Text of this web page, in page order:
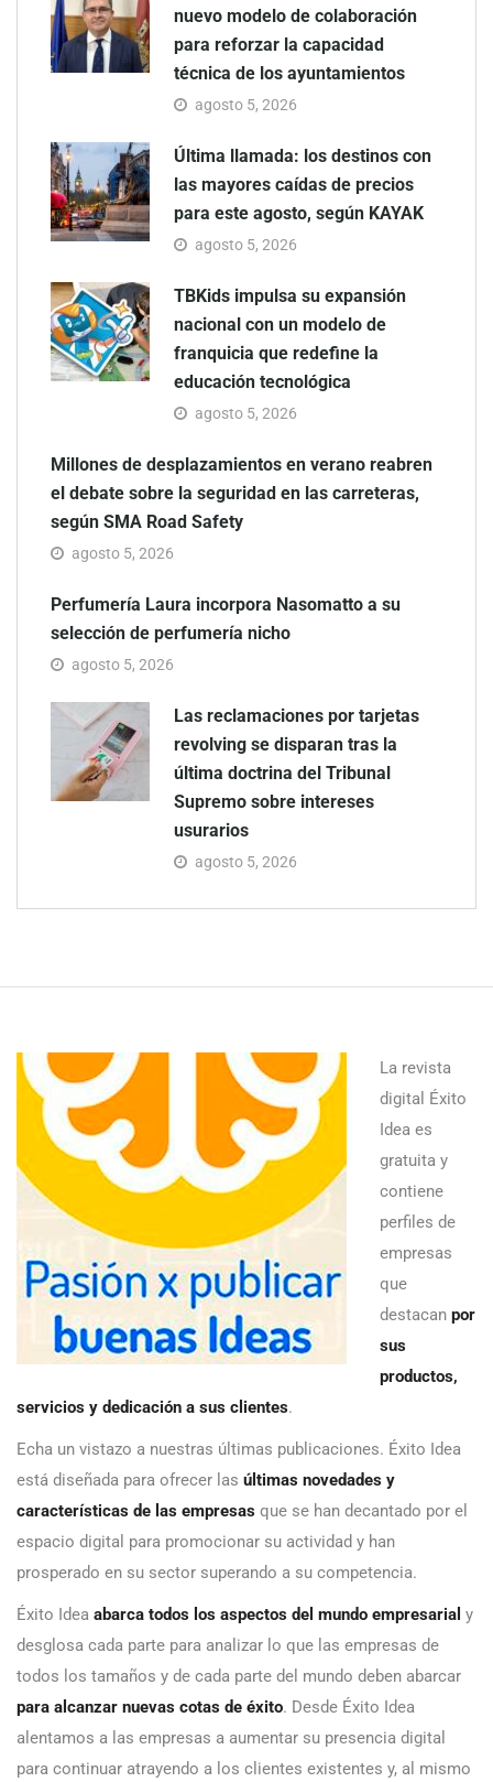
nuevo modelo de colaboración
para reforzar la capacidad
técnica de los ayuntamientos
agosto 5, 2026
Última llamada: los destinos con
las mayores caídas de precios
para este agosto, según KAYAK
agosto 5, 2026
TBKids impulsa su expansión
nacional con un modelo de
franquicia que redefine la
educación tecnológica
agosto 5, 2026
Millones de desplazamientos en verano reabren
el debate sobre la seguridad en las carreteras,
según SMA Road Safety
agosto 5, 2026
Perfumería Laura incorpora Nasomatto a su
selección de perfumería nicho
agosto 5, 2026
Las reclamaciones por tarjetas
revolving se disparan tras la
última doctrina del Tribunal
Supremo sobre intereses
usurarios
agosto 5, 2026
La revista
digital Éxito
Idea es
gratuita y
contiene
perfiles de
empresas
que
destacan por
sus
productos,
servicios y dedicación a sus clientes.
Echa un vistazo a nuestras últimas publicaciones. Éxito Idea
está diseñada para ofrecer las últimas novedades y
características de las empresas que se han decantado por el
espacio digital para promocionar su actividad y han
prosperado en su sector superando a su competencia.
Éxito Idea abarca todos los aspectos del mundo empresarial y
desglosa cada parte para analizar lo que las empresas de
todos los tamaños y de cada parte del mundo deben abarcar
para alcanzar nuevas cotas de éxito. Desde Éxito Idea
alentamos a las empresas a aumentar su presencia digital
para continuar atrayendo a los clientes existentes y, al mismo